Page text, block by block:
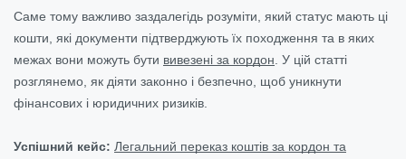
Саме тому важливо заздалегідь розуміти, який статус мають ці
кошти, які документи підтверджують їх походження та в яких
межах вони можуть бути вивезені за кордон . У цій статті
розглянемо, як діяти законно і безпечно, щоб уникнути
фінансових і юридичних ризиків.
Успішний кейс: Легальний переказ коштів за кордон та